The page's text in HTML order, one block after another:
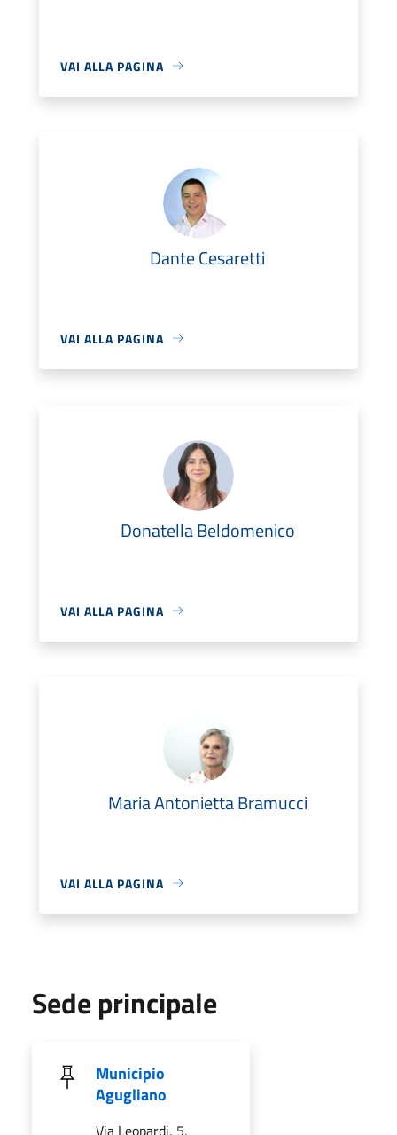
VAI ALLA PAGINA
Dante Cesaretti
VAI ALLA PAGINA
Donatella Beldomenico
VAI ALLA PAGINA
Maria Antonietta Bramucci
VAI ALLA PAGINA
Sede principale
Municipio
Agugliano
Via Leopardi, 5,